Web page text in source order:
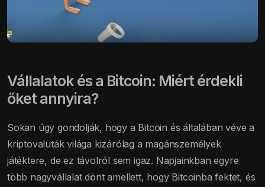
Vállalatok és a Bitcoin: Miért érdekli
őket annyira?
Sokan úgy gondolják, hogy a Bitcoin és általában véve a
kriptovaluták világa kizárólag a magánszemélyek
játéktere, de ez távolról sem igaz. Napjainkban egyre
több nagyvállalat dönt amellett, hogy Bitcoinba fektet, és